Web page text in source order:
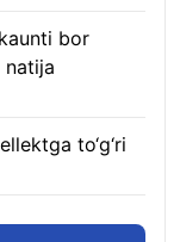
bor
natija
to‘g‘ri